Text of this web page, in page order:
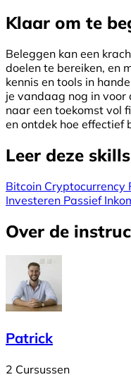
Klaar om te
Beleggen kan een
doelen te bereiken, en
kennis en tools in
je vandaag nog in voor
naar een toekomst vol
en ontdek hoe effectief
Leer deze skills
Bitcoin Cryptocurrency
Investeren Passief
Over de
Patrick
2 Cursussen